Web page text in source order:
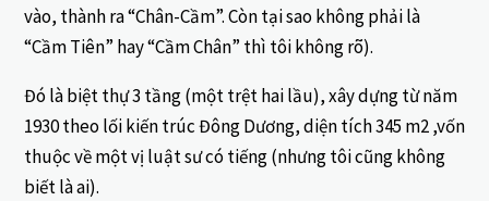
vào, thành ra “Chân-Cầm”. Còn tại sao không phải là
“Cầm Tiên” hay “Cầm Chân” thì tôi không rõ).
Đó là biệt thự 3 tầng (một trệt hai lầu), xây dựng từ năm
1930 theo lối kiến trúc Đông Dương, diện tích 345 m2 ,vốn
thuộc về một vị luật sư có tiếng (nhưng tôi cũng không
biết là ai).